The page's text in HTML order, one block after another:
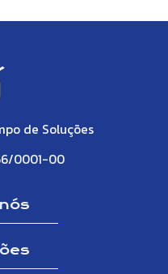
de Soluções
0001-00